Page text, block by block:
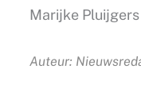
Marijke
Auteur: